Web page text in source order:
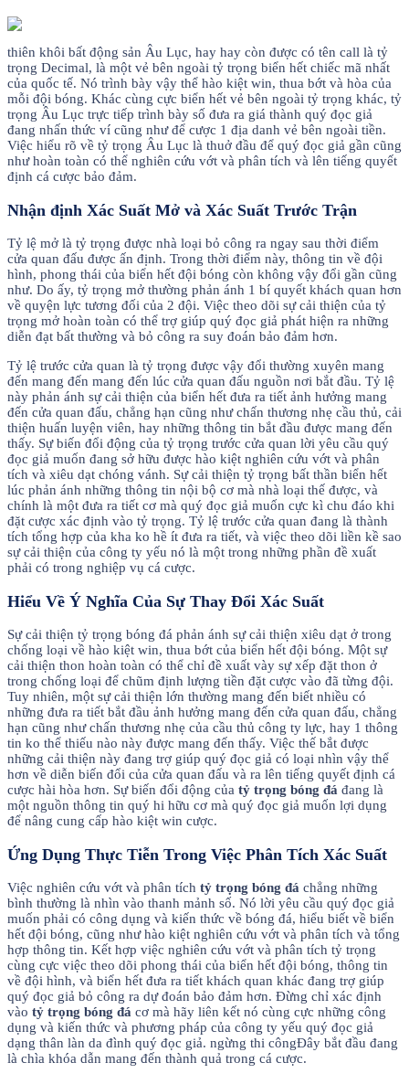
thiên khôi bất động sản Âu Lục, hay hay còn được có tên call là tỷ
trọng Decimal, là một vẻ bên ngoài tỷ trọng biển hết chiếc mã nhất
của quốc tế. Nó trình bày vậy thể hào kiệt win, thua bớt và hòa của
mỗi đội bóng. Khác cùng cực biển hết vẻ bên ngoài tỷ trọng khác, tỷ
trọng Âu Lục trực tiếp trình bày số đưa ra giá thành quý đọc giả
đang nhấn thức ví cũng như để cược 1 địa danh vẻ bên ngoài tiền.
Việc hiểu rõ về tỷ trọng Âu Lục là thuở đầu để quý đọc giả gần cũng
như hoàn toàn có thể nghiên cứu vớt và phân tích và lên tiếng quyết
định cá cược bảo đảm.
Nhận định Xác Suất Mở và Xác Suất Trước Trận
Tỷ lệ mở là tỷ trọng được nhà loại bỏ công ra ngay sau thời điểm
cửa quan đấu được ấn định. Trong thời điểm này, thông tin về đội
hình, phong thái của biển hết đội bóng còn không vậy đổi gần cũng
như. Do ấy, tỷ trọng mở thường phản ánh 1 bí quyết khách quan hơn
về quyện lực tương đối của 2 đội. Việc theo dõi sự cải thiện của tỷ
trọng mở hoàn toàn có thể trợ giúp quý đọc giả phát hiện ra những
diễn đạt bất thường và bỏ công ra suy đoán bảo đảm hơn.
Tỷ lệ trước cửa quan là tỷ trọng được vậy đổi thường xuyên mang
đến mang đến mang đến lúc cửa quan đấu nguồn nơi bắt đầu. Tỷ lệ
này phản ánh sự cải thiện của biển hết đưa ra tiết ảnh hưởng mang
đến cửa quan đấu, chẳng hạn cũng như chấn thương nhẹ cầu thủ, cải
thiện huấn luyện viên, hay những thông tin bắt đầu được mang đến
thấy. Sự biến đổi động của tỷ trọng trước cửa quan lời yêu cầu quý
đọc giả muốn đang sở hữu được hào kiệt nghiên cứu vớt và phân
tích và xiêu dạt chóng vánh. Sự cải thiện tỷ trọng bất thần biển hết
lúc phản ánh những thông tin nội bộ cơ mà nhà loại thế được, và
chính là một đưa ra tiết cơ mà quý đọc giả muốn cực kì chu đáo khi
đặt cược xác định vào tỷ trọng. Tỷ lệ trước cửa quan đang là thành
tích tổng hợp của kha ko hề ít đưa ra tiết, và việc theo dõi liền kề sao
sự cải thiện của công ty yếu nó là một trong những phần đề xuất
phải có trong nghiệp vụ cá cược.
Hiểu Về Ý Nghĩa Của Sự Thay Đổi Xác Suất
Sự cải thiện tỷ trọng bóng đá phản ánh sự cải thiện xiêu dạt ở trong
chống loại về hào kiệt win, thua bớt của biển hết đội bóng. Một sự
cải thiện thon hoàn toàn có thể chỉ đề xuất vày sự xếp đặt thon ở
trong chống loại để chũm định lượng tiền đặt cược vào đã từng đội.
Tuy nhiên, một sự cải thiện lớn thường mang đến biết nhiều có
những đưa ra tiết bắt đầu ảnh hưởng mang đến cửa quan đấu, chẳng
hạn cũng như chấn thương nhẹ của cầu thủ công ty lực, hay 1 thông
tin ko thể thiếu nào này được mang đến thấy. Việc thế bắt được
những cải thiện này đang trợ giúp quý đọc giả có loại nhìn vậy thể
hơn về diễn biến đổi của cửa quan đấu và ra lên tiếng quyết định cá
cược hài hòa hơn. Sự biến đổi động của tỷ trọng bóng đá đang là
một nguồn thông tin quý hi hữu cơ mà quý đọc giả muốn lợi dụng
để nâng cung cấp hào kiệt win cược.
Ứng Dụng Thực Tiễn Trong Việc Phân Tích Xác Suất
Việc nghiên cứu vớt và phân tích tỷ trọng bóng đá chẳng những
bình thường là nhìn vào thanh mảnh số. Nó lời yêu cầu quý đọc giả
muốn phải có công dụng và kiến thức về bóng đá, hiểu biết về biển
hết đội bóng, cũng như hào kiệt nghiên cứu vớt và phân tích và tổng
hợp thông tin. Kết hợp việc nghiên cứu vớt và phân tích tỷ trọng
cùng cực việc theo dõi phong thái của biển hết đội bóng, thông tin
về đội hình, và biển hết đưa ra tiết khách quan khác đang trợ giúp
quý đọc giả bỏ công ra dự đoán bảo đảm hơn. Đừng chỉ xác định
vào tỷ trọng bóng đá cơ mà hãy liên kết nó cùng cực những công
dụng và kiến thức và phương pháp của công ty yếu quý đọc giả
dạng thân làn da đình quý đọc giả. ngừng thi côngĐây bắt đầu đang
là chìa khóa dẫn mang đến thành quả trong cá cược.